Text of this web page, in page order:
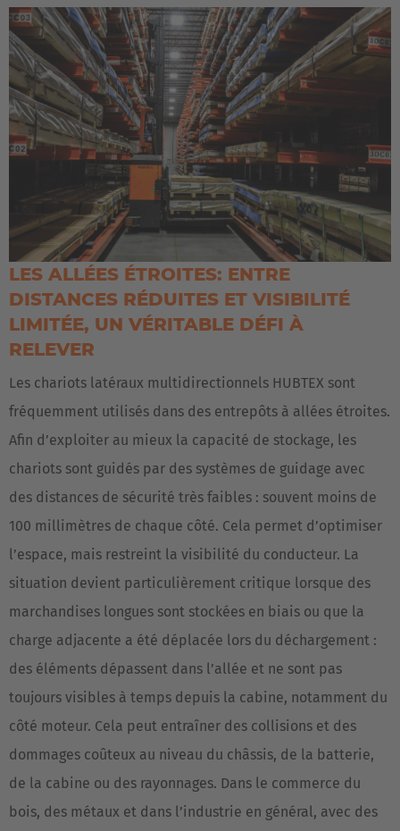
LES ALLÉES ÉTROITES: ENTRE
DISTANCES RÉDUITES ET VISIBILITÉ
LIMITÉE, UN VÉRITABLE DÉFI À
RELEVER
Les chariots latéraux multidirectionnels HUBTEX sont
fréquemment utilisés dans des entrepôts à allées étroites.
Afin d’exploiter au mieux la capacité de stockage, les
chariots sont guidés par des systèmes de guidage avec
des distances de sécurité très faibles : souvent moins de
100 millimètres de chaque côté. Cela permet d’optimiser
l’espace, mais restreint la visibilité du conducteur. La
situation devient particulièrement critique lorsque des
marchandises longues sont stockées en biais ou que la
charge adjacente a été déplacée lors du déchargement :
des éléments dépassent dans l’allée et ne sont pas
toujours visibles à temps depuis la cabine, notamment du
côté moteur. Cela peut entraîner des collisions et des
dommages coûteux au niveau du châssis, de la batterie,
de la cabine ou des rayonnages. Dans le commerce du
bois, des métaux et dans l’industrie en général, avec des